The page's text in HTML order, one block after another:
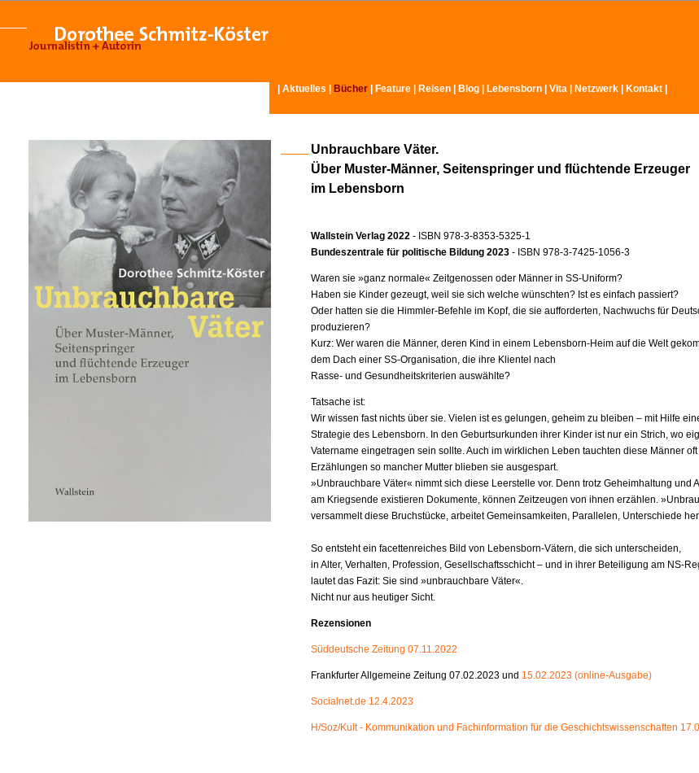
Aktuelles Bücher Feature Reisen Blog Lebensborn Vita Netzwerk Kontakt
Unbrauchbare Väter.
Über Muster-Männer, Seitenspringer und flüchtende Erzeuger
im Lebensborn
Wallstein Verlag 2022 - ISBN 978-3-8353-5325-1
Bundeszentrale für politische Bildung 2023 - ISBN 978-3-7425-1056-3
Waren sie »ganz normale« Zeitgenossen oder Männer in SS-Uniform?
Haben sie Kinder gezeugt, weil sie sich welche wünschten? Ist es einfach passiert?
Oder hatten sie die Himmler-Befehle im Kopf, die sie aufforderten, Nachwuchs für
produzieren?
Kurz: Wer waren die Männer, deren Kind in einem Lebensborn-Heim auf die Welt
dem Dach einer SS-Organisation, die ihre Klientel nach
Rasse- und Gesundheitskriterien auswählte?
Tatsache ist:
Wir wissen fast nichts über sie. Vielen ist es gelungen, geheim zu bleiben – mit Hilfe
Strategie des Lebensborn. In den Geburtsurkunden ihrer Kinder ist nur ein Strich, wo
Vatername eingetragen sein sollte. Auch im wirklichen Leben tauchten diese Männer
Erzählungen so mancher Mutter blieben sie ausgespart.
»Unbrauchbare Väter« nimmt sich diese Leerstelle vor. Denn trotz Geheimhaltung und
am Kriegsende existieren Dokumente, können Zeitzeugen von ihnen erzählen.
versammelt diese Bruchstücke, arbeitet Gemeinsamkeiten, Parallelen, Unterschiede
So entsteht ein facettenreiches Bild von Lebensborn-Vätern, die sich unterscheiden,
in Alter, Verhalten, Profession, Gesellschaftsschicht – und in ihrer Beteiligung am NS-
lautet das Fazit: Sie sind »unbrauchbare Väter«.
Nicht nur aus heutiger Sicht.
Rezensionen
Süddeutsche Zeitung 07.11.2022
Frankfurter Allgemeine Zeitung 07.02.2023 und 15.02.2023 (online-Ausgabe)
Socialnet.de 12.4.2023
H/Soz/Kult - Kommunikation und Fachinformation für die Geschichtswissenschaften